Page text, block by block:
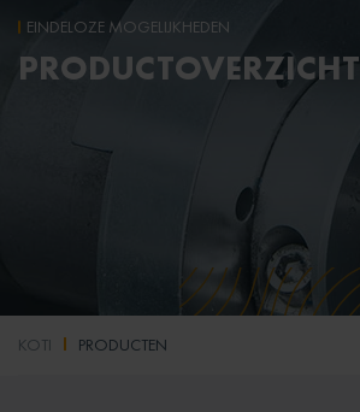
EINDELOZE MOGELIJKHEDEN
PRODUCTOVERZICHT
KOTI PRODUCTEN